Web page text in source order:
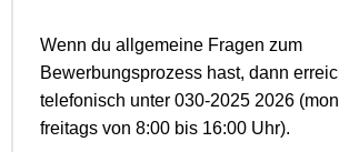
Wenn du allgemeine Fragen zum
Bewerbungsprozess hast, dann
telefonisch unter 030-2025 2026
freitags von 8:00 bis 16:00 Uhr).